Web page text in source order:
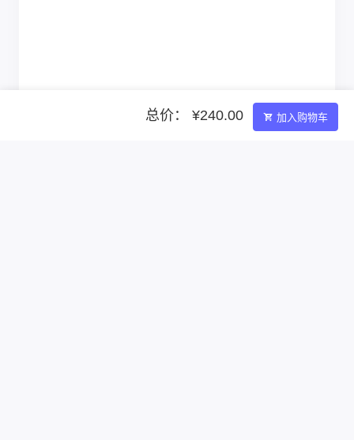
总价： ¥240.00 加入购物车